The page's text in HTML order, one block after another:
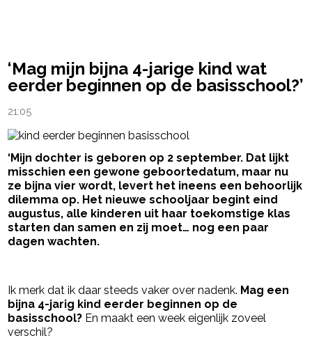
‘Mag mijn bijna 4-jarige kind wat
eerder beginnen op de basisschool?’
21:05
‘Mijn dochter is geboren op 2 september. Dat lijkt
misschien een gewone geboortedatum, maar nu
ze bijna vier wordt, levert het ineens een behoorlijk
dilemma op. Het nieuwe schooljaar begint eind
augustus, alle kinderen uit haar toekomstige klas
starten dan samen en zij moet… nog een paar
dagen wachten.
Ik merk dat ik daar steeds vaker over nadenk. Mag een
bijna 4-jarig kind eerder beginnen op de
basisschool? En maakt een week eigenlijk zoveel
verschil?